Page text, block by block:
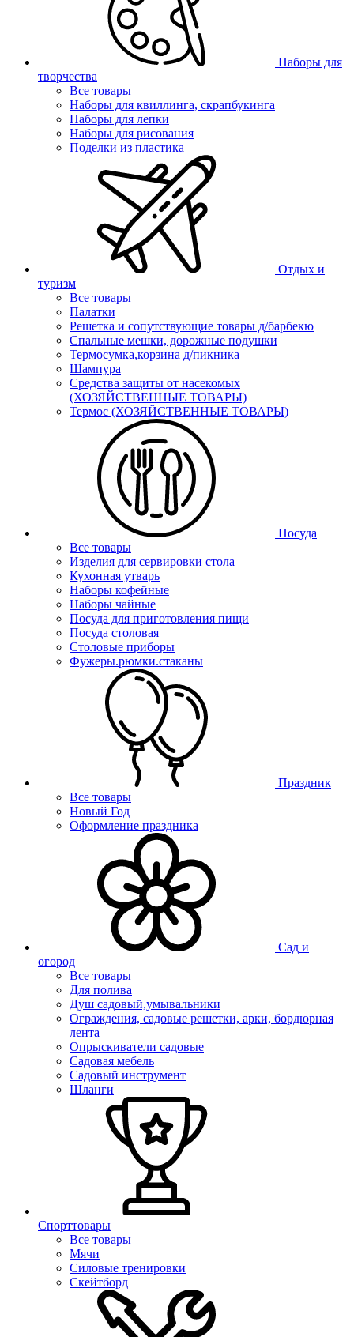
Наборы для
творчества
Все товары
Наборы для квиллинга, скрапбукинга
Наборы для лепки
Наборы для рисования
Поделки из пластика
Отдых и
туризм
Все товары
Палатки
Решетка и сопутствующие товары д/барбекю
Спальные мешки, дорожные подушки
Термосумка,корзина д/пикника
Шампура
Средства защиты от насекомых
(ХОЗЯЙСТВЕННЫЕ ТОВАРЫ)
Термос (ХОЗЯЙСТВЕННЫЕ ТОВАРЫ)
Посуда
Все товары
Изделия для сервировки стола
Кухонная утварь
Наборы кофейные
Наборы чайные
Посуда для приготовления пищи
Посуда столовая
Столовые приборы
Фужеры.рюмки.стаканы
Праздник
Все товары
Новый Год
Оформление праздника
Сад и
огород
Все товары
Для полива
Душ садовый,умывальники
Ограждения, садовые решетки, арки, бордюрная
лента
Опрыскиватели садовые
Садовая мебель
Садовый инструмент
Шланги
Спорттовары
Все товары
Мячи
Силовые тренировки
Скейтборд